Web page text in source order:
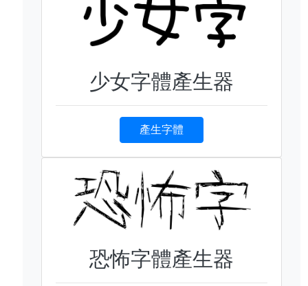
少女字體產生器
產生字體
恐怖字體產生器